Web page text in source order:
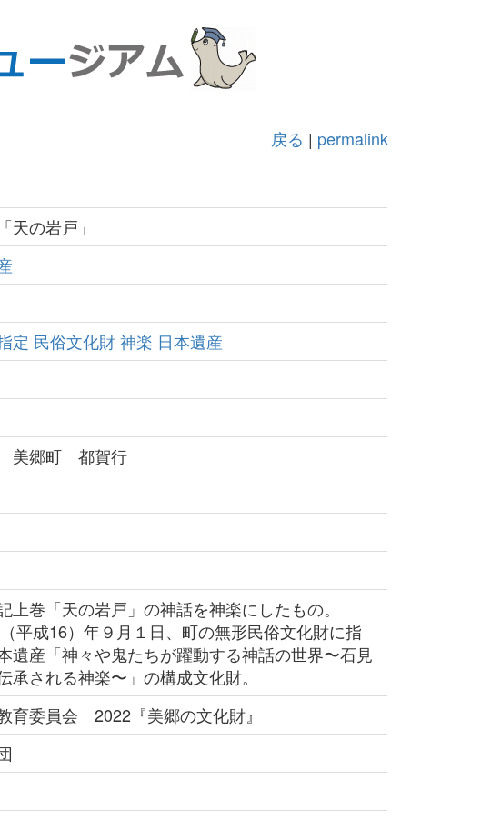
戻る | permalink
天の岩戸」
定 民俗文化財 神楽 日本遺産
美郷町 都賀行
上巻「天の岩戸」の神話を神楽にしたもの。
平成16）年９月１日、町の無形民俗文化財に指
遺産「神々や鬼たちが躍動する神話の世界〜石見
承される神楽〜」の構成文化財。
育委員会 2022『美郷の文化財』